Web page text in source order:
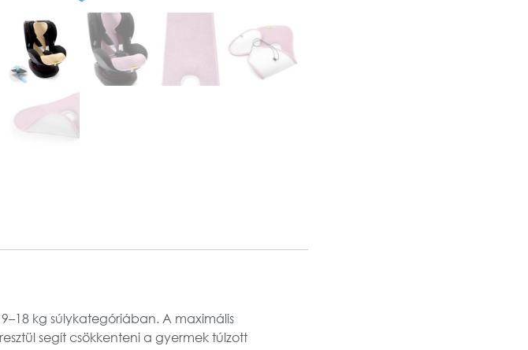
kg súlykategóriában. A maximális
segít csökkenteni a gyermek túlzott